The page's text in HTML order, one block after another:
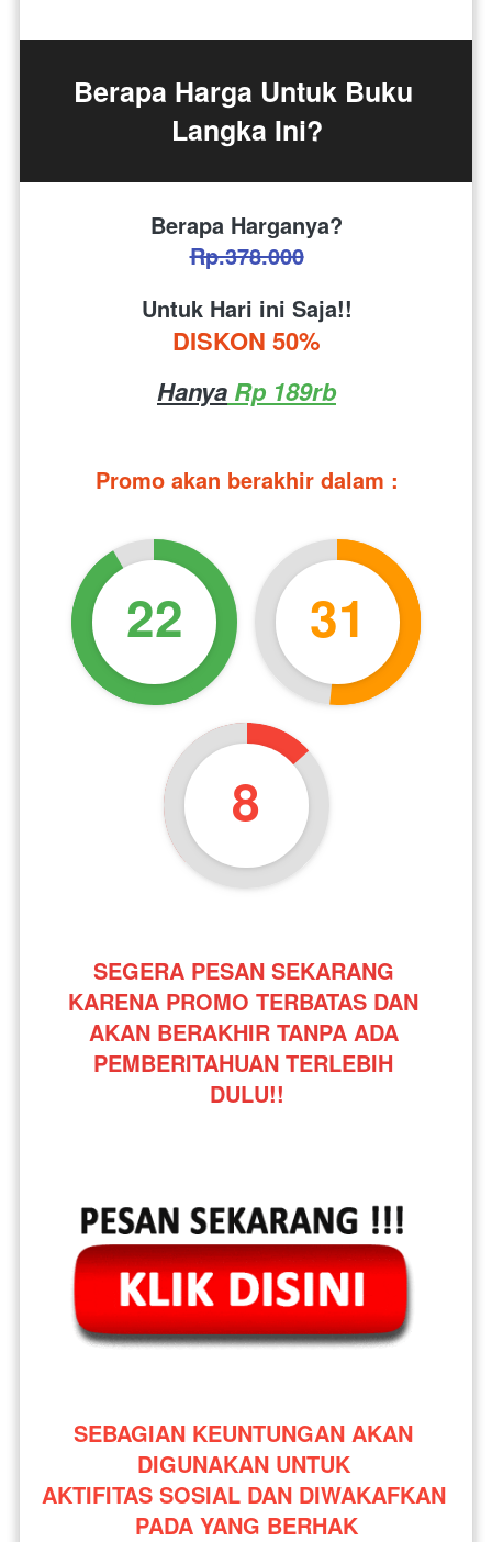
Berapa Harga Untuk Buku
Langka Ini?
Berapa Harganya?
Rp.378.000
Untuk Hari ini Saja!!
DISKON 50%
Hanya Rp 189rb
Promo akan berakhir dalam :
22 31
7
SEGERA PESAN SEKARANG
KARENA PROMO TERBATAS DAN
AKAN BERAKHIR TANPA ADA
PEMBERITAHUAN TERLEBIH
DULU!!
SEBAGIAN KEUNTUNGAN AKAN
DIGUNAKAN UNTUK
AKTIFITAS SOSIAL DAN DIWAKAFKAN
PADA YANG BERHAK